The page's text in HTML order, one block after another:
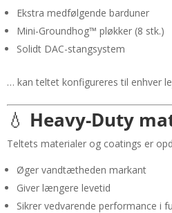
Ekstra medfølgende barduner
Mini-Groundhog™ pløkker (8 stk.)
Solidt DAC-stangsystem
… kan teltet konfigureres til enhver
💧 Heavy-Duty
Teltets materialer og coatings er
Øger vandtætheden markant
Giver længere levetid
Sikrer vedvarende performance i